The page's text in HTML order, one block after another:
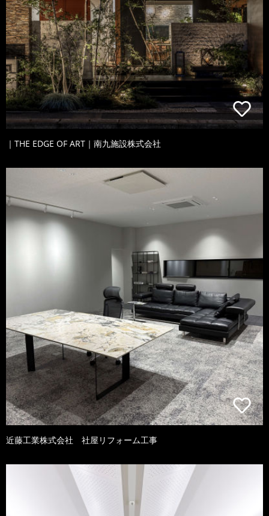
｜THE EDGE OF ART｜南九施設株式会社
近藤工業株式会社 社屋リフォーム工事